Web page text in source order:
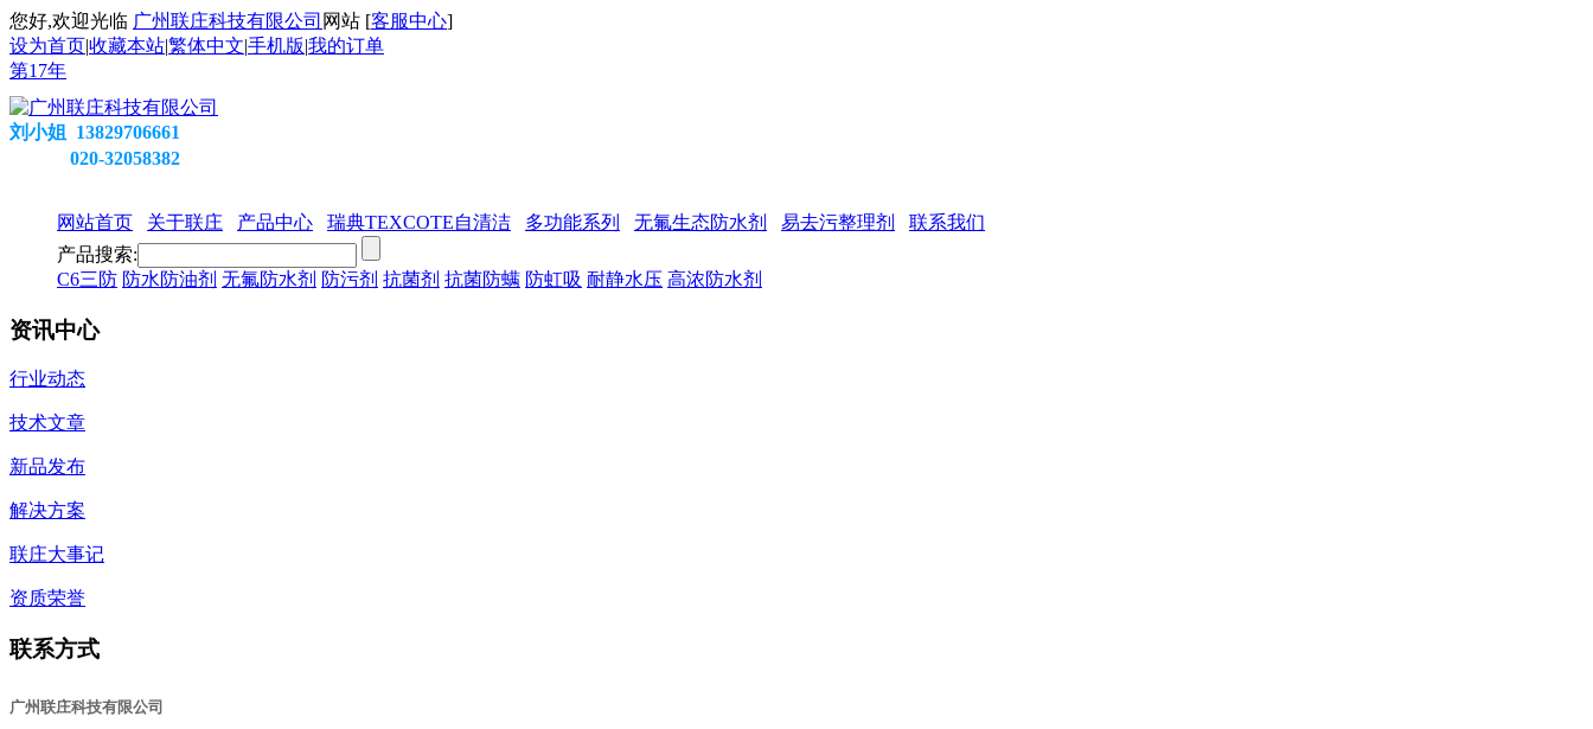
您好,欢迎光临 广州联庄科技有限公司 网站 [客服中心]
设为首页|收藏本站|繁体中文|手机版|我的订单
第17年
刘小姐 13829706661
020-32058382
网站首页 关于联庄 产品中心 瑞典TEXCOTE自清洁 多功能系列 无氟生态防水剂 易去污整理剂
联系我们
产品搜索:
C6三防 防水防油剂 无氟防水剂 防污剂 抗菌剂 抗菌防螨 防虹吸 耐静水压 高浓防水剂
资讯中心
行业动态
技术文章
新品发布
解决方案
联庄大事记
资质荣誉
联系方式
广州联庄科技有限公司